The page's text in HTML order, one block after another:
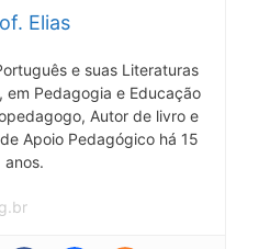
Elias
e suas Literaturas
em Pedagogia e Educação
Autor de livro e
Apoio Pedagógico há 15
anos.